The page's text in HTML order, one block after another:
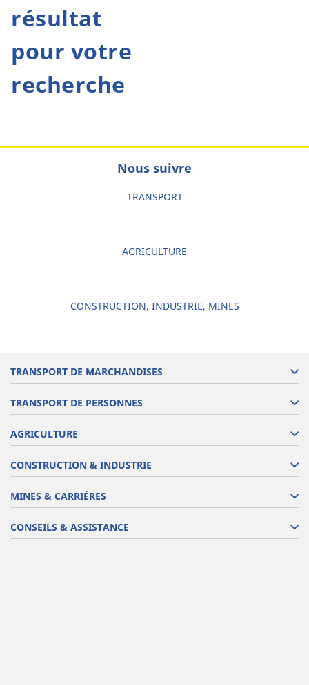
résultat
pour votre
recherche
Nous suivre
TRANSPORT
AGRICULTURE
CONSTRUCTION, INDUSTRIE, MINES
TRANSPORT DE MARCHANDISES
TRANSPORT DE PERSONNES
AGRICULTURE
CONSTRUCTION & INDUSTRIE
MINES & CARRIÈRES
CONSEILS & ASSISTANCE